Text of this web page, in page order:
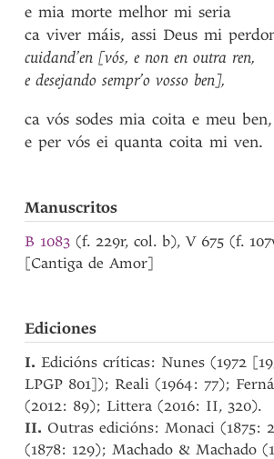
e mia morte melhor mi seria
ca viver máis, assi Deus mi
cuidand’en [vós, e non en outra ren,
e desejando sempr’o vosso ben],
ca vós sodes mia coita e meu ben,
e per vós ei quanta coita mi ven.
Manuscritos
B 1083 (f. 229r, col. b), V 675 (f.
[Cantiga de Amor]
Ediciones
I.Edicións críticas: Nunes (1972
LPGP 801]); Reali (1964: 77);
(2012: 89); Littera (2016: II, 320).
II. Outras edicións: Monaci (1875:
(1878: 129); Machado & Machado